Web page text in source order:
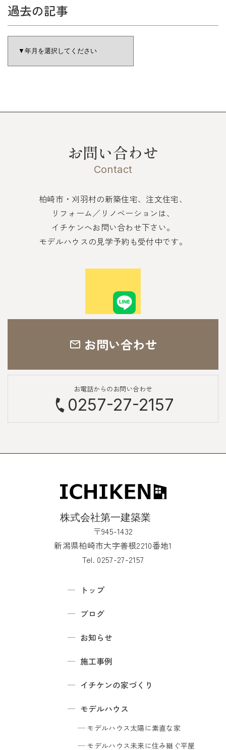
過去の記事
お問い合わせ
Contact
柏崎市・刈羽村の新築住宅、注文住宅、
リフォーム／リノベーションは、
イチケンへお問い合わせ下さい。
モデルハウスの見学予約も受付中です。
お問い合わせ
お電話からのお問い合わせ
0257-27-2157
〒945-1432
新潟県柏崎市大字善根2210番地1
Tel. 0257-27-2157
トップ
ブログ
お知らせ
施工事例
イチケンの家づくり
モデルハウス
モデルハウス太陽に素直な家
モデルハウス未来に住み継ぐ平屋